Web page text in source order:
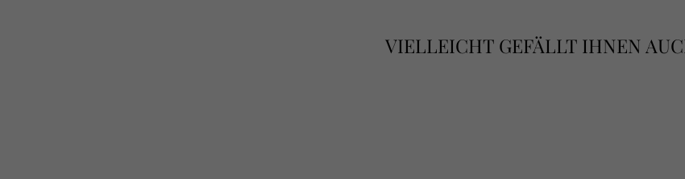
VIELLEICHT GEFÄLLT IHNEN